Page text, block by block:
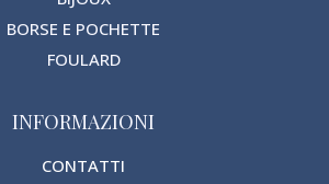
BORSE E POCHETTE
FOULARD
INFORMAZIONI
CONTATTI